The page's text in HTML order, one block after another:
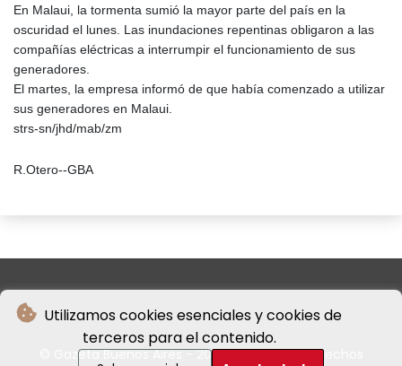
Utilizamos cookies esenciales y cookies de
terceros para el contenido.
En Malaui, la tormenta sumió la mayor parte del país en la
oscuridad el lunes. Las inundaciones repentinas obligaron a las
compañías eléctricas a interrumpir el funcionamiento de sus
generadores.
El martes, la empresa informó de que había comenzado a utilizar
sus generadores en Malaui.
strs-sn/jhd/mab/zm
R.Otero--GBA
© Gazeta Buenos Aires - 2026 - Todos los derechos